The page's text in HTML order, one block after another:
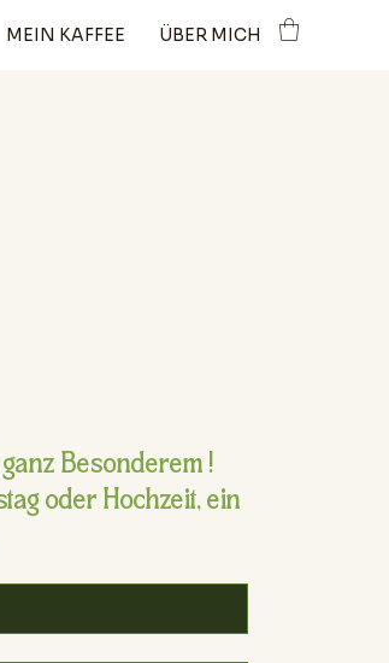
MEIN KAFFEE ÜBER MICH
Besonderem !
oder Hochzeit, ein